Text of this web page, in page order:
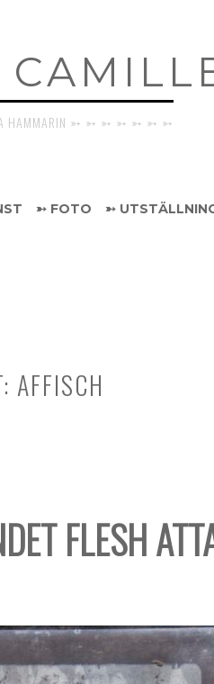
➳ ➳ ➳ ➳ ➳ ➳ ➳
➳ FOTO ➳
AFFISCH
FLESH